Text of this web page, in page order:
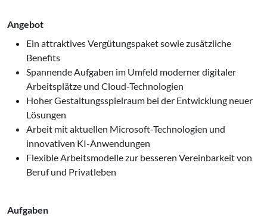
Angebot
Ein attraktives Vergütungspaket sowie zusätzliche
Benefits
Spannende Aufgaben im Umfeld moderner digitaler
Arbeitsplätze und Cloud-Technologien
Hoher Gestaltungsspielraum bei der Entwicklung neuer
Lösungen
Arbeit mit aktuellen Microsoft-Technologien und
innovativen KI-Anwendungen
Flexible Arbeitsmodelle zur besseren Vereinbarkeit von
Beruf und Privatleben
Aufgaben